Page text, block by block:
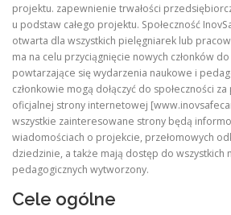
projektu. zapewnienie trwałości
u podstaw całego projektu. Społeczność
otwarta dla wszystkich pielęgniarek lub
ma na celu przyciągnięcie nowych członków
powtarzające się wydarzenia naukowe i
członkowie mogą dołączyć do społeczności
oficjalnej strony internetowej
wszystkie zainteresowane strony będą
wiadomościach o projekcie, przełomowych
dziedzinie, a także mają dostęp do wszystkich
pedagogicznych wytworzony.
Cele ogólne